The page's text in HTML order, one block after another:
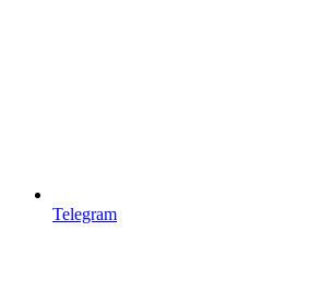
Telegram